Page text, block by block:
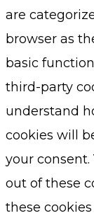
are
browser as
basic
third-party
understand
cookies will
your
out of these
these